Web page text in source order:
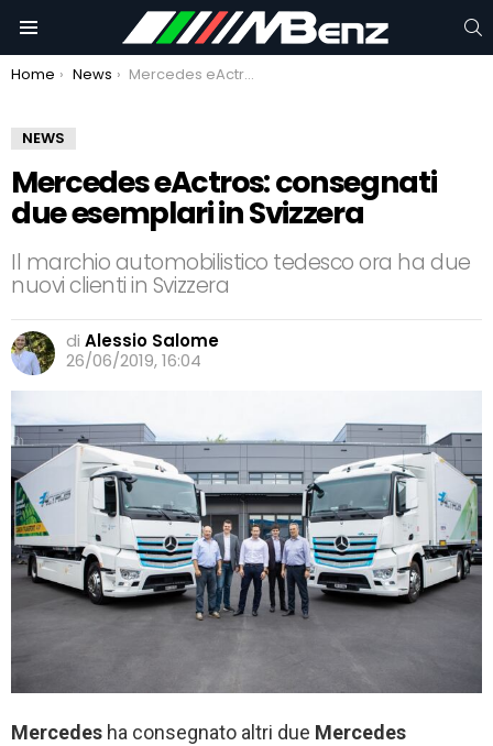
You are here:
Home News Mercedes eActros: consegnati due esemplari in Svizzera
NEWS
Mercedes eActros: consegnati
due esemplari in Svizzera
Il marchio automobilistico tedesco ora ha due
nuovi clienti in Svizzera
di Alessio Salome
26/06/2019, 16:04
Mercedes ha consegnato altri due Mercedes